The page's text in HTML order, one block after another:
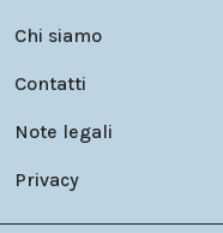
Chi siamo
Contatti
Note legali
Privacy